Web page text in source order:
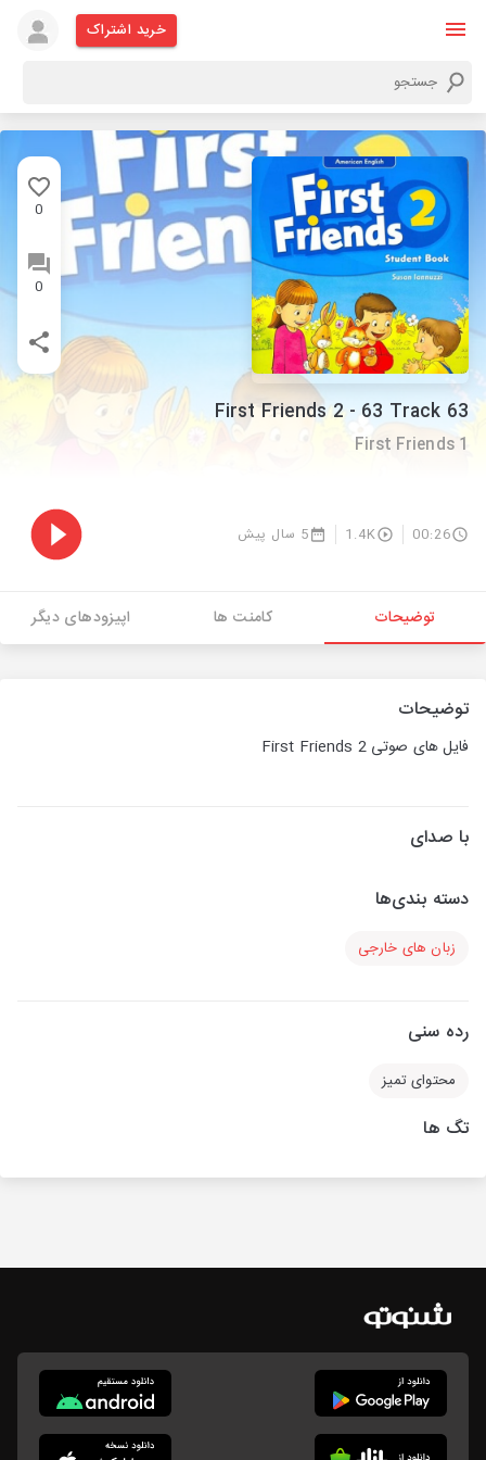
خرید اشتراک
0
0
First Friends 2 - 63 Track 63
First Friends 1
00:26
1.4K 5 سال پیش
توضیحات کامنت ها اپیزودهای دیگر
توضیحات
فایل های صوتی First Friends 2
با صدای
دسته بندی‌ها
زبان های خارجی
رده سنی
محتوای تمیز
تگ ها